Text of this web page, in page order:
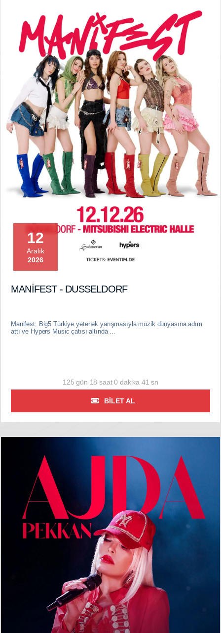
12
Aralık
2026
MANİFEST - DUSSELDORF
Manifest, Big5 Türkiye yetenek yarışmasıyla müzik dünyasına adım
attı ve Hypers Music çatısı altında ...
125 gün 18 saat 0 dakika 40 sn
BILET AL